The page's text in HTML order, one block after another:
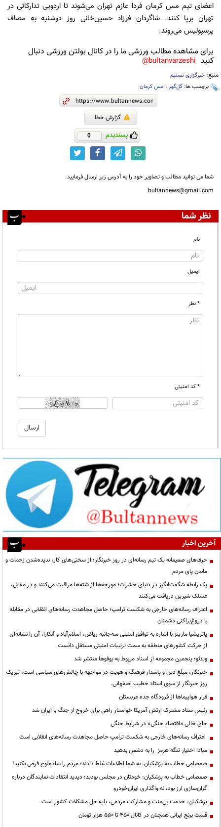
اعضای تیم مس کرمان فردا عازم تهران می‌شوند تا اردویی تدارکاتی در
تهران برپا کنند. شاگردان فرزاد حسین‌خانی روز دوشنبه به مصاف
پرسپولیس می‌روند.
برای مشاهده مطالب ورزشی ما را در کانال بولتن ورزشی دنبال
کنید bultanvarzeshi@
منبع: خبرگزاری تسنیم
برچسب ها: گل‌گهر ، مس کرمان
گزارش خطا
پسندیدم 0
شما می توانید مطالب و تصاویر خود را به آدرس زیر ارسال فرمایید.
bultannews@gmail.com
نظر شما
نام
ایمیل
* نظر
* کد امنیتی
آخرین اخبار
حرف‌های صمیمانه یک تیم رسانه‌ای در روز خبرنگار؛ از سختی‌های کار، ندیده‌شدن زحمات و
ماندن پای مردم
یک رابطه شگفت‌انگیز در دنیای حشرات؛ مورچه‌ها از شته‌ها مراقبت می‌کنند و در مقابل،
عسلک شیرین دریافت می‌کنند
اعتراف رسانه‌های خارجی به شکست ترامپ؛ حاصل مجاهدت رسانه‌های انقلابی در مقابله
با دروغ‌پراکنی دشمنان
پاتریشیا مارینز با اشاره به توافق امنیتی سه‌جانبه ریاض، اسلام‌آباد و آنکارا، آن را نشانه‌ای
از حرکت کشورهای منطقه به سمت ترتیبات امنیتی مستقل دانست
ویدئو؛ پنجمین مجموعه از اسناد مربوط به یوفوها منتشر شد
خبرنگار، مبلّغ دین و پاسدار فرهنگ و هویت در مواجهه با چالش‌های سیاسی است؛ تبریک
روز خبرنگار از سوی استاد خطیب اصفهانی.
فرار هواپیماها از فرودگاه جده عربستان
رئیس ستاد مشترک ارتش آمریکا خواستار راهی برای خروج از جنگ با ایران شد
جای خالی «اقتصاد جنگی» در شرایط جنگی
اعتراف رسانه‌های خارجی به شکست ترامپ حاصل مجاهدت رسانه‌های انقلابی است
مبادا اختیار تنگه هرمز را به دشمن بدهید
صمصامی خطاب به پزشکیان: به شما اطلاعات غلط دادند؛ مردم را ساده‌لوح فرض نکنید!
صمصامی خطاب به پزشکیان: خودتان در مجلس بودید؛ دیدید انتقادات نمایندگان درباره
گران‌سازی ارز بود، نه واگذاری ایران‌خودرو
پزشکیان: خدمت بی‌منت و مشارکت مردمی، پایه حل مشکلات کشور است
قیمت‌ برنج ایرانی همچنان در کانال ۴۵۰ تا ۵۵۰ هزار تومان